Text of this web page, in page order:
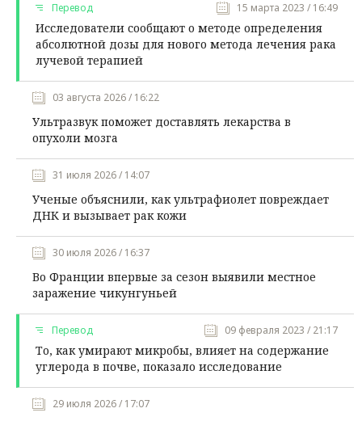
Перевод 15 марта 2023 / 16:49
Исследователи сообщают о методе определения
абсолютной дозы для нового метода лечения рака
лучевой терапией
03 августа 2026 / 16:22
Ультразвук поможет доставлять лекарства в
опухоли мозга
31 июля 2026 / 14:07
Ученые объяснили, как ультрафиолет повреждает
ДНК и вызывает рак кожи
30 июля 2026 / 16:37
Во Франции впервые за сезон выявили местное
заражение чикунгуньей
Перевод 09 февраля 2023 / 21:17
То, как умирают микробы, влияет на содержание
углерода в почве, показало исследование
29 июля 2026 / 17:07